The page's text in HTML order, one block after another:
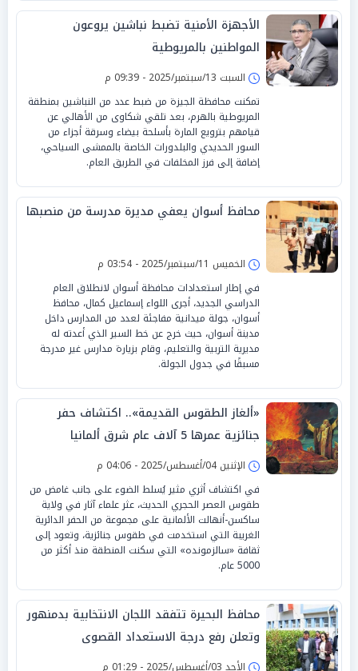
الأجهزة الأمنية تضبط نباشين يروعون
المواطنين بالمريوطية
السبت 13/سبتمبر/2025 - 09:39 م
تمكنت محافظة الجيزة من ضبط عدد من النباشين بمنطقة
المريوطية بالهرم، بعد تلقي شكاوى من الأهالي عن
قيامهم بترويع المارة بأسلحة بيضاء وسرقة أجزاء من
السور الحديدي والبلدورات الخاصة بالممشى السياحي،
إضافة إلى فرز المخلفات في الطريق العام.
محافظ أسوان يعفي مديرة مدرسة من منصبها
الخميس 11/سبتمبر/2025 - 03:54 م
في إطار استعدادات محافظة أسوان لانطلاق العام
الدراسي الجديد، أجرى اللواء إسماعيل كمال، محافظ
أسوان، جولة ميدانية مفاجئة لعدد من المدارس داخل
مدينة أسوان، حيث خرج عن خط السير الذي أعدته له
مديرية التربية والتعليم، وقام بزيارة مدارس غير مدرجة
مسبقًا في جدول الجولة.
«ألغاز الطقوس القديمة».. اكتشاف حفر
جنائزية عمرها 5 آلاف عام شرق ألمانيا
الإثنين 04/أغسطس/2025 - 04:06 م
في اكتشاف أثري مثير يُسلط الضوء على جانب غامض من
طقوس العصر الحجري الحديث، عثر علماء آثار في ولاية
ساكسن-أنهالت الألمانية على مجموعة من الحفر الدائرية
الغريبة التي استخدمت في طقوس جنائزية، وتعود إلى
ثقافة «سالزمونده» التي سكنت المنطقة منذ أكثر من
5000 عام.
محافظ البحيرة تتفقد اللجان الانتخابية بدمنهور
وتعلن رفع درجة الاستعداد القصوى
الأحد 03/أغسطس/2025 - 01:29 م